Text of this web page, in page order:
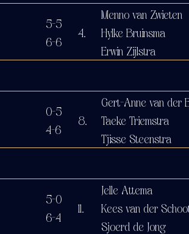
5-5
6-6
4.
Menno van Zwieten
Hylke Bruinsma
Erwin Zijlstra
0-5
4-6
8.
Gert-Anne van der
Taeke Triemstra
Tjisse Steenstra
5-0
6-4
11.
Jelle Attema
Kees van der
Sjoerd de Jong